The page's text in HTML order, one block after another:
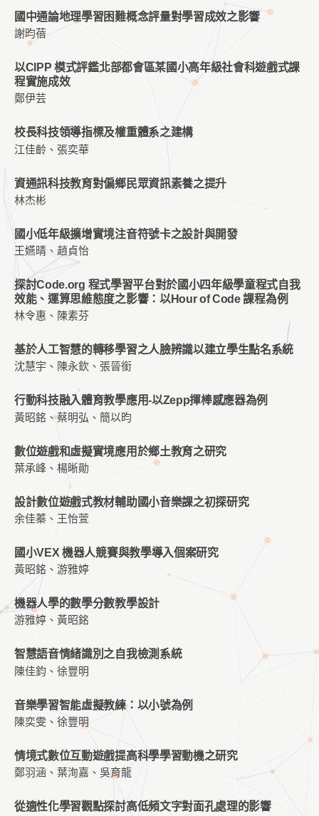
國中通論地理學習困難概念評量對學習成效之影響
謝昀蓓
以CIPP 模式評鑑北部都會區某國小高年級社會科遊戲式課
程實施成效
鄭伊芸
校長科技領導指標及權重體系之建構
江佳齡、張奕華
資通訊科技教育對偏鄉民眾資訊素養之提升
林杰彬
國小低年級擴增實境注音符號卡之設計與開發
王嬿晴、趙貞怡
探討Code.org 程式學習平台對於國小四年級學童程式自我
效能、運算思維態度之影響：以Hour of Code 課程為例
林令惠、陳素芬
基於人工智慧的轉移學習之人臉辨識以建立學生點名系統
沈慧宇、陳永欽、張晉銜
行動科技融入體育教學應用-以Zepp揮棒感應器為例
黃昭銘、蔡明弘、簡以昀
數位遊戲和虛擬實境應用於鄉土教育之研究
葉承峰、楊晰勛
設計數位遊戲式教材輔助國小音樂課之初探研究
余佳蓁、王怡萱
國小VEX 機器人競賽與教學導入個案研究
黃昭銘、游雅婷
機器人學的數學分數教學設計
游雅婷、黃昭銘
智慧語音情緒識別之自我檢測系統
陳佳鈞、徐豐明
音樂學習智能虛擬教練：以小號為例
陳奕雯、徐豐明
情境式數位互動遊戲提高科學學習動機之研究
鄭羽涵、葉洵嘉、吳育龍
從適性化學習觀點探討高低頻文字對面孔處理的影響